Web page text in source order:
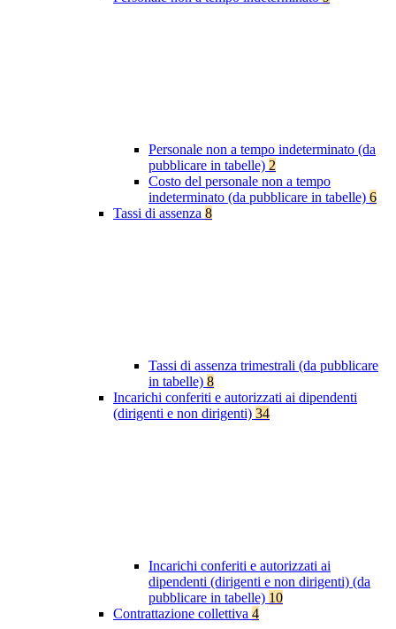
Personale non a tempo indeterminato (da
pubblicare in tabelle) 2
Costo del personale non a tempo
indeterminato (da pubblicare in tabelle) 6
Tassi di assenza 8
Tassi di assenza trimestrali (da pubblicare
in tabelle) 8
Incarichi conferiti e autorizzati ai dipendenti
(dirigenti e non dirigenti) 34
Incarichi conferiti e autorizzati ai
dipendenti (dirigenti e non dirigenti) (da
pubblicare in tabelle) 10
Contrattazione collettiva 4